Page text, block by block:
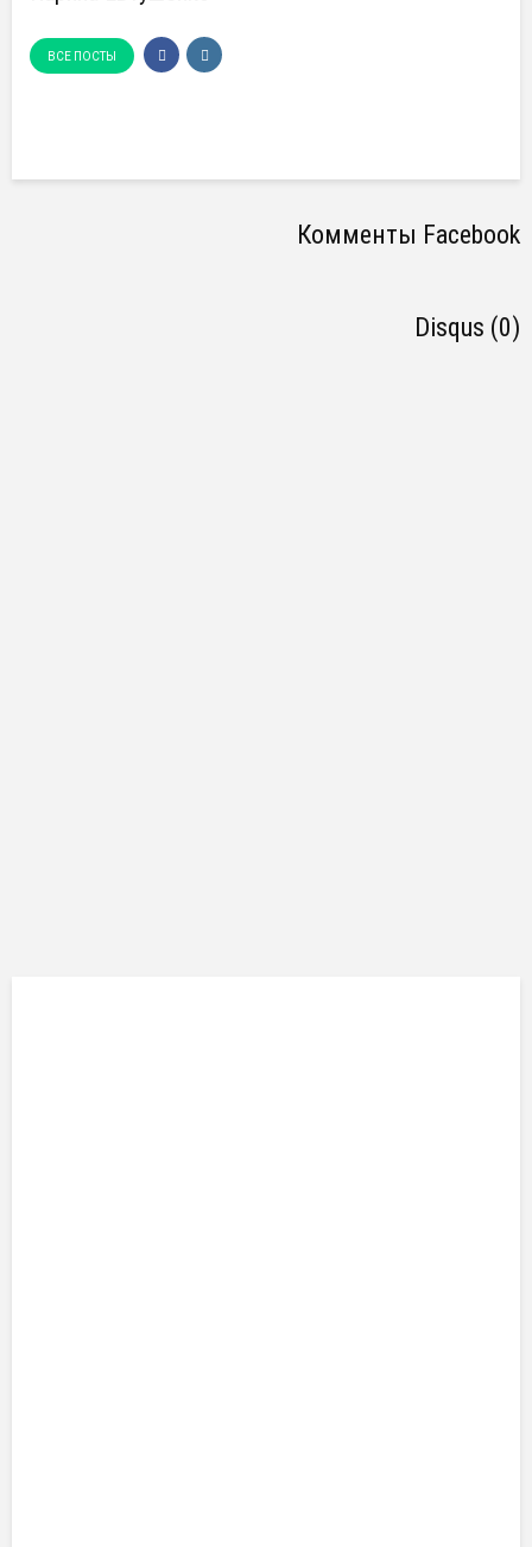
ВСЕ ПОСТЫ
Комменты Facebook
Disqus (0)